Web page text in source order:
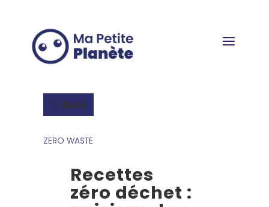
Back
ZERO WASTE
Recettes
zéro déchet :